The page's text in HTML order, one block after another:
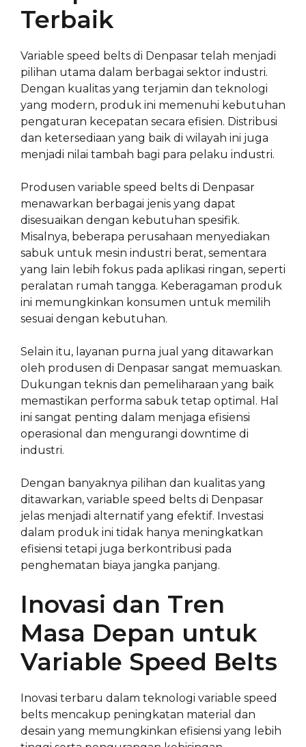
Terbaik
Variable speed belts di Denpasar telah menjadi
pilihan utama dalam berbagai sektor industri.
Dengan kualitas yang terjamin dan teknologi
yang modern, produk ini memenuhi kebutuhan
pengaturan kecepatan secara efisien. Distribusi
dan ketersediaan yang baik di wilayah ini juga
menjadi nilai tambah bagi para pelaku industri.
Produsen variable speed belts di Denpasar
menawarkan berbagai jenis yang dapat
disesuaikan dengan kebutuhan spesifik.
Misalnya, beberapa perusahaan menyediakan
sabuk untuk mesin industri berat, sementara
yang lain lebih fokus pada aplikasi ringan, seperti
peralatan rumah tangga. Keberagaman produk
ini memungkinkan konsumen untuk memilih
sesuai dengan kebutuhan.
Selain itu, layanan purna jual yang ditawarkan
oleh produsen di Denpasar sangat memuaskan.
Dukungan teknis dan pemeliharaan yang baik
memastikan performa sabuk tetap optimal. Hal
ini sangat penting dalam menjaga efisiensi
operasional dan mengurangi downtime di
industri.
Dengan banyaknya pilihan dan kualitas yang
ditawarkan, variable speed belts di Denpasar
jelas menjadi alternatif yang efektif. Investasi
dalam produk ini tidak hanya meningkatkan
efisiensi tetapi juga berkontribusi pada
penghematan biaya jangka panjang.
Inovasi dan Tren
Masa Depan untuk
Variable Speed Belts
Inovasi terbaru dalam teknologi variable speed
belts mencakup peningkatan material dan
desain yang memungkinkan efisiensi yang lebih